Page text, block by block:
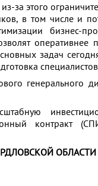
за этого
в том числе и
бизнес-
оперативнее
задач
генерального
контракт
ОБЛАСТИ